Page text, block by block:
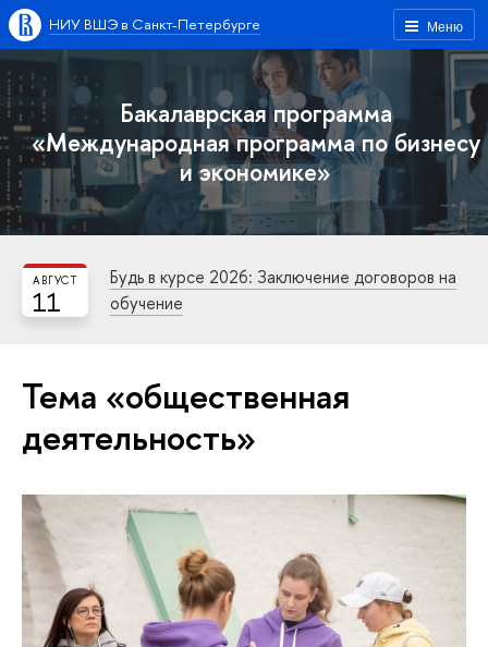
Меню
НИУ ВШЭ в Санкт-Петербурге
Бакалаврская программа
«Международная программа по бизнесу
и экономике»
11
АВГУСТ
Будь в курсе 2026: Заключение договоров на
обучение
Тема «общественная
деятельность»